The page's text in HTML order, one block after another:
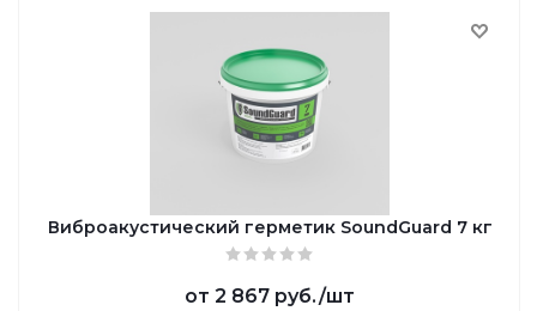
Виброакустический герметик SoundGuard 7 кг
от 2 867 руб./шт